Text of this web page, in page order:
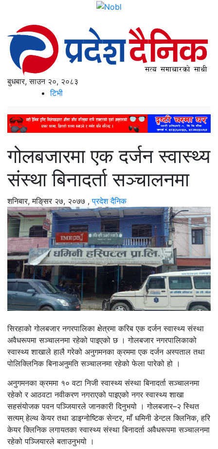
बुधबार, साउन २०, २०८३
टिभी
गोलबजारमा एक दर्जन स्वास्थ्य
संस्था बिनादर्ता सञ्चालनमा
शनिबार, मङि्सर २७, २०७७ ,प्रदेश दैनिक
सिरहाको गोलबजार नगरपालिका क्षेत्रमा करिब एक दर्जन स्वास्थ्य संस्था
अवैधरूपमा सञ्चालनमा रहेको पाइएको छ । गोलबजार नगरपालिकाको
स्वास्थ्य शाखाले हालै गरेको अनुगमनका क्रममा एक दर्जन अस्पताल तथा
पोलिक्लिनिक बिनाअनुमति सञ्चालनमा रहेको फेला पारेको हो ।
अनुगमनका क्रममा १० वटा निजी स्वास्थ्य संस्था बिनादर्ता सञ्चालनमा
रहेको र आठवटा नवीकरण नगराएको पाइएको नगर स्वास्थ्य शाखा
सहसंयोजक पवन पञ्जियारले जानकारी दिनुभयो । गोलबजार–२ स्थित
सत्यम् हेल्थ केयर तथा डाइग्नोष्टिक सेन्टर, माँ धमिनी डेन्टल क्लिनिक, हरि
केयर क्लिनिक लगायतका स्वास्थ्य संस्था बिनादर्ता अवैधरूपमा सञ्चालनमा
रहेको पञ्जियारले बताउनुभयो ।